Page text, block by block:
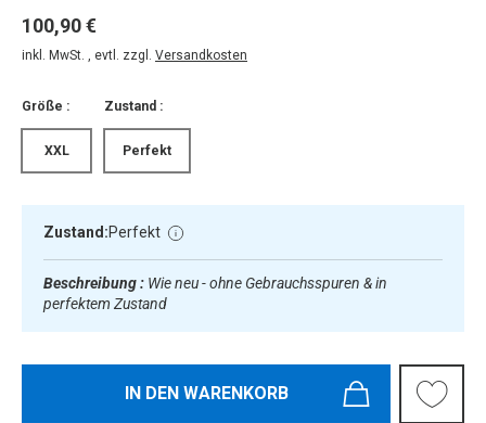
100,90 €
inkl. MwSt. , evtl. zzgl. Versandkosten
Größe :
XXL
Zustand :
Perfekt
Zustand:Perfekt
Beschreibung : Wie neu - ohne Gebrauchsspuren & in
perfektem Zustand
IN DEN WARENKORB